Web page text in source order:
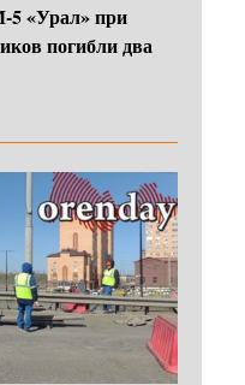
5 «Урал» при
погибли два